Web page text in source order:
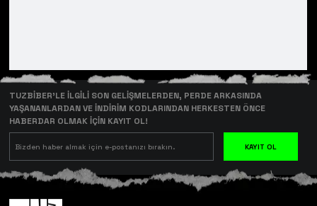
TUZBİBER’LE İLGİLİ SON GELİŞMELERDEN, PERDE ARKASINDA
YAŞANANLARDAN VE İNDİRİM KODLARINDAN HERKESTEN ÖNCE
HABERDAR OLMAK İÇİN KAYIT OL!
KAYIT OL